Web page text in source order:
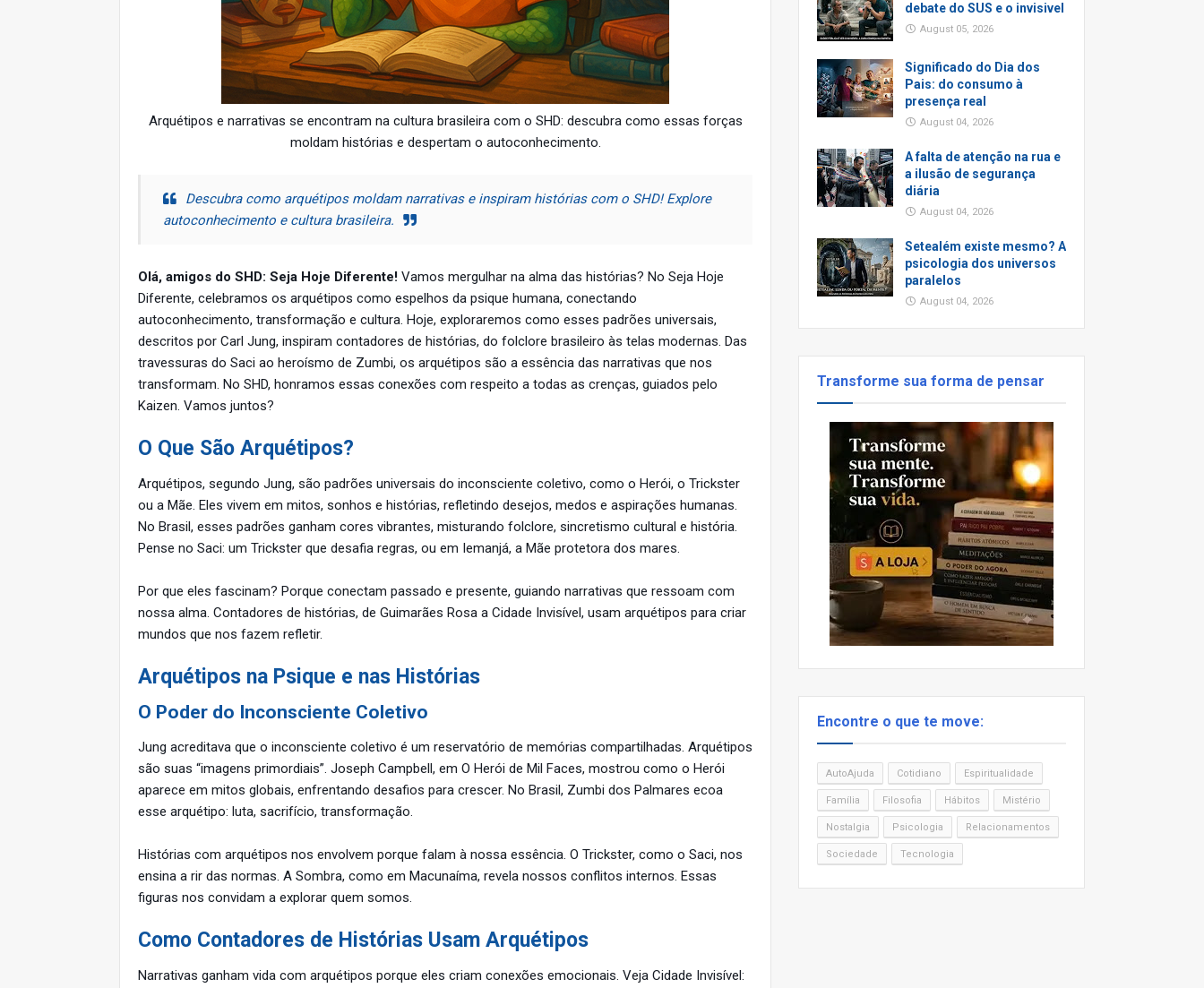
Arquétipos e narrativas se encontram na cultura brasileira com o SHD: descubra como essas forças
moldam histórias e despertam o autoconhecimento.
Descubra como arquétipos moldam narrativas e inspiram histórias com o SHD! Explore
autoconhecimento e cultura brasileira.
Olá, amigos do SHD: Seja Hoje Diferente! Vamos mergulhar na alma das histórias? No Seja Hoje
Diferente, celebramos os arquétipos como espelhos da psique humana, conectando
autoconhecimento, transformação e cultura. Hoje, exploraremos como esses padrões universais,
descritos por Carl Jung, inspiram contadores de histórias, do folclore brasileiro às telas modernas. Das
travessuras do Saci ao heroísmo de Zumbi, os arquétipos são a essência das narrativas que nos
transformam. No SHD, honramos essas conexões com respeito a todas as crenças, guiados pelo
Kaizen. Vamos juntos?
O Que São Arquétipos?
Arquétipos, segundo Jung, são padrões universais do inconsciente coletivo, como o Herói, o Trickster
ou a Mãe. Eles vivem em mitos, sonhos e histórias, refletindo desejos, medos e aspirações humanas.
No Brasil, esses padrões ganham cores vibrantes, misturando folclore, sincretismo cultural e história.
Pense no Saci: um Trickster que desafia regras, ou em Iemanjá, a Mãe protetora dos mares.
Por que eles fascinam? Porque conectam passado e presente, guiando narrativas que ressoam com
nossa alma. Contadores de histórias, de Guimarães Rosa a Cidade Invisível, usam arquétipos para criar
mundos que nos fazem refletir.
Arquétipos na Psique e nas Histórias
O Poder do Inconsciente Coletivo
Jung acreditava que o inconsciente coletivo é um reservatório de memórias compartilhadas. Arquétipos
são suas “imagens primordiais”. Joseph Campbell, em O Herói de Mil Faces, mostrou como o Herói
aparece em mitos globais, enfrentando desafios para crescer. No Brasil, Zumbi dos Palmares ecoa
esse arquétipo: luta, sacrifício, transformação.
Histórias com arquétipos nos envolvem porque falam à nossa essência. O Trickster, como o Saci, nos
ensina a rir das normas. A Sombra, como em Macunaíma, revela nossos conflitos internos. Essas
figuras nos convidam a explorar quem somos.
Como Contadores de Histórias Usam Arquétipos
Narrativas ganham vida com arquétipos porque eles criam conexões emocionais. Veja Cidade Invisível:
debate do SUS e o invisivel
August 05, 2026
Significado do Dia dos
Pais: do consumo à
presença real
August 04, 2026
A falta de atenção na rua e
a ilusão de segurança
diária
August 04, 2026
Setealém existe mesmo? A
psicologia dos universos
paralelos
August 04, 2026
Transforme sua forma de pensar
Encontre o que te move:
AutoAjuda Cotidiano Espiritualidade
Família Filosofia Hábitos Mistério
Nostalgia Psicologia Relacionamentos
Sociedade Tecnologia